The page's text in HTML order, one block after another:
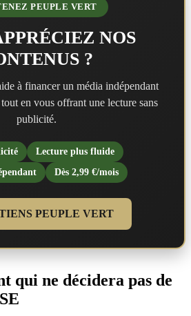
PEUPLE VERT
NOS
?
à financer un média indépendant
en vous offrant une lecture sans
publicité.
Lecture plus fluide
Dès 2,99 €/mois
PEUPLE VERT
qui ne décidera pas de